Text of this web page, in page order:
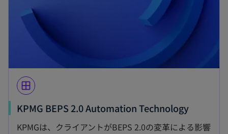
window
KPMG BEPS 2.0 Automation Technology
KPMGは、クライアントがBEPS 2.0の変革による影響